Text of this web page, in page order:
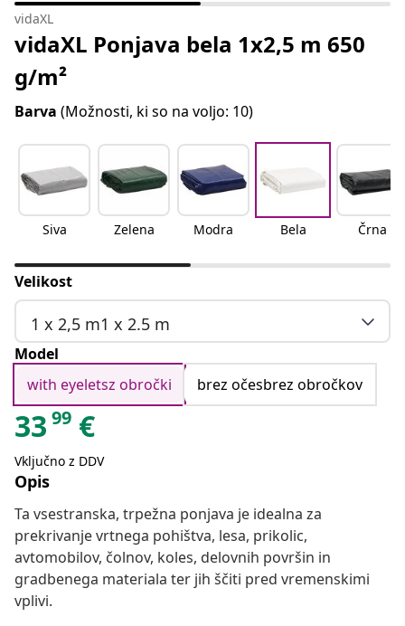
vidaXL
vidaXL Ponjava bela 1x2,5 m 650
g/m²
Barva (Možnosti, ki so na voljo: 10)
Siva Zelena Modra Bela Črna
Velikost
1 x 2,5 m1 x 2.5 m
Model
with eyeletsz obročki
brez očesbrez obročkov
33 99 €
Vključno z DDV
Opis
Ta vsestranska, trpežna ponjava je idealna za
prekrivanje vrtnega pohištva, lesa, prikolic,
avtomobilov, čolnov, koles, delovnih površin in
gradbenega materiala ter jih ščiti pred vremenskimi
vplivi.